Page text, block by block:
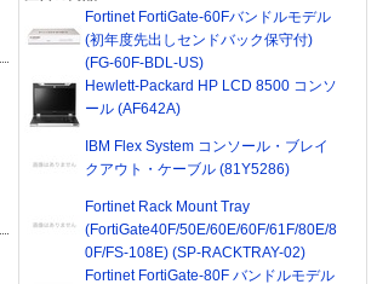
Fortinet FortiGate-60Fバンドルモデル
(初年度先出しセンドバック保守付)
(FG-60F-BDL-US)
Hewlett-Packard HP LCD 8500 コンソ
ール (AF642A)
IBM Flex System コンソール・ブレイ
クアウト・ケーブル (81Y5286)
Fortinet Rack Mount Tray
(FortiGate40F/50E/60E/60F/61F/80E/8
0F/FS-108E) (SP-RACKTRAY-02)
Fortinet FortiGate-80F バンドルモデル